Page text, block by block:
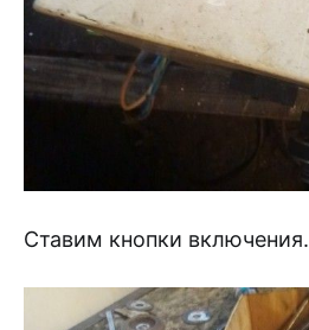
Ставим кнопки включения.